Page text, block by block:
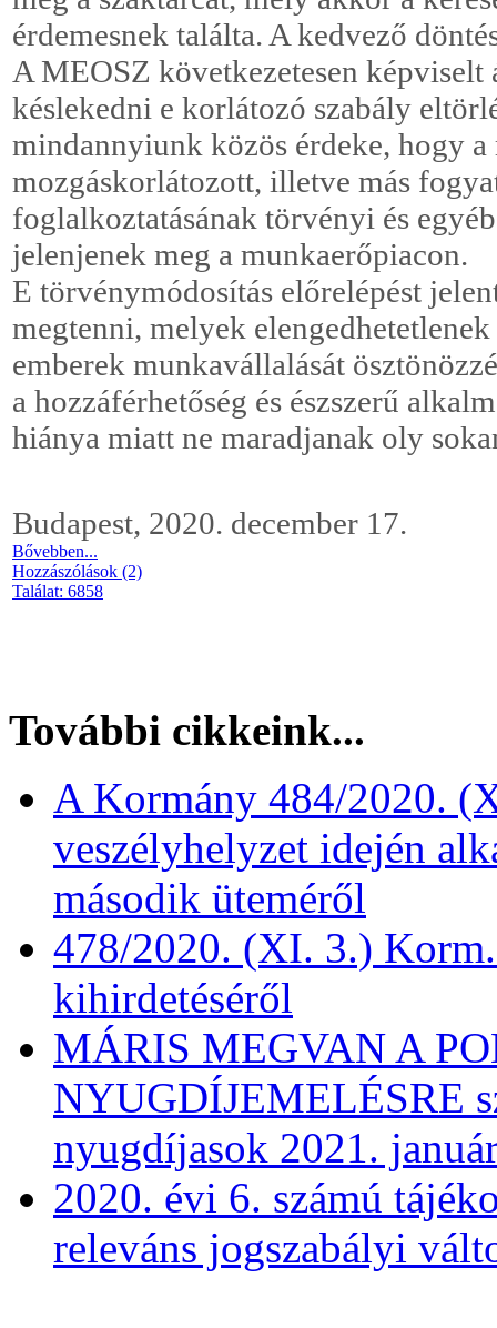
érdemesnek találta. A kedvező
A MEOSZ következetesen
késlekedni e korlátozó szabály
mindannyiunk közös érdeke, hogy
mozgáskorlátozott, illetve más
foglalkoztatásának törvényi és
jelenjenek meg a munkaerőpiacon.
E törvénymódosítás előrelépést
megtenni, melyek
emberek munkavállalását
a hozzáférhetőség és észszerű
hiánya miatt ne maradjanak oly
Budapest, 2020. december 17.
Bővebben...
Hozzászólások (2)
Találat: 6858
További cikkeink...
A Kormány 484/2020.
veszélyhelyzet idején
második üteméről
478/2020. (XI. 3.)
kihirdetéséről
MÁRIS MEGVAN A
NYUGDÍJEMELÉSRE
nyugdíjasok 2021.
2020. évi 6. számú
releváns jogszabályi